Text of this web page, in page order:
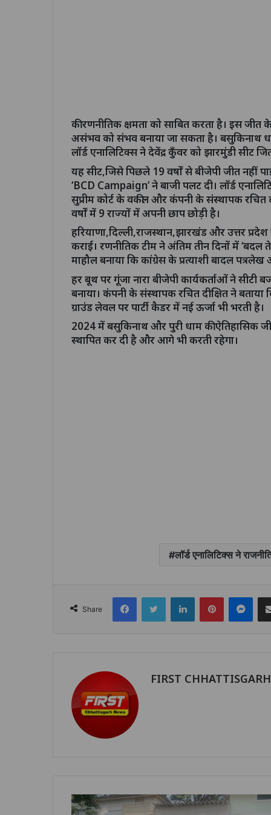
की रणनीतिक क्षमता को साबित करता है। इस जीत
असंभव को संभव बनाया जा सकता है। बसुकिनाथ
लॉर्ड एनालिटिक्स ने देवेंद्र कुँवर को झारमुंडी सीट
यह सीट,जिसे पिछले 19 वर्षों से बीजेपी जीत नहीं
‘BCD Campaign’ ने बाजी पलट दी। लॉर्ड
सुप्रीम कोर्ट के वकील और कंपनी के संस्थापक रचित
वर्षों में 9 राज्यों में अपनी छाप छोड़ी है।
हरियाणा,दिल्ली,राजस्थान,झारखंड और उत्तर
कराई। रणनीतिक टीम ने अंतिम तीन दिनों में
माहौल बनाया कि कांग्रेस के प्रत्याशी बादल
हर बूथ पर गूंजा नारा बीजेपी कार्यकर्ताओं ने सीटी
बनाया। कंपनी के संस्थापक रचित दीक्षित ने
ग्राउंड लेवल पर पार्टी कैडर में नई ऊर्जा भी भरती है।
2024 में बसुकिनाथ और पुरी धाम की ऐतिहासिक
स्थापित कर दी है और आगे भी करती रहेगा।
लॉर्ड एनालिटिक्स ने
Share
FacebookTwitter LinkedInPinterest
FIRST